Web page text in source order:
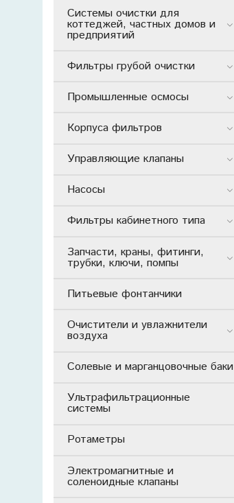
Системы очистки для
коттеджей, частных домов и
предприятий
Фильтры грубой очистки
Промышленные осмосы
Корпуса фильтров
Управляющие клапаны
Насосы
Фильтры кабинетного типа
Запчасти, краны, фитинги,
трубки, ключи, помпы
Питьевые фонтанчики
Очистители и увлажнители
воздуха
Солевые и марганцовочные баки
Ультрафильтрационные
системы
Ротаметры
Электромагнитные и
соленоидные клапаны